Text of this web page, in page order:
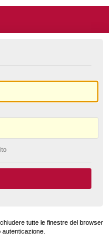
tutte le finestre del browser